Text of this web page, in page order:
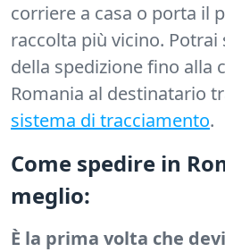
corriere a casa o porta il
raccolta più vicino.
della spedizione fino alla
Romania al destinatario
sistema di tracciamento.
Come spedire in
meglio:
È la prima volta che